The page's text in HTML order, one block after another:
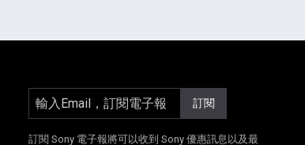
] 另開新視窗]
輸入Email，訂閱電子報 訂閱
訂閱 Sony 電子報將可以收到 Sony 優惠訊息以及最